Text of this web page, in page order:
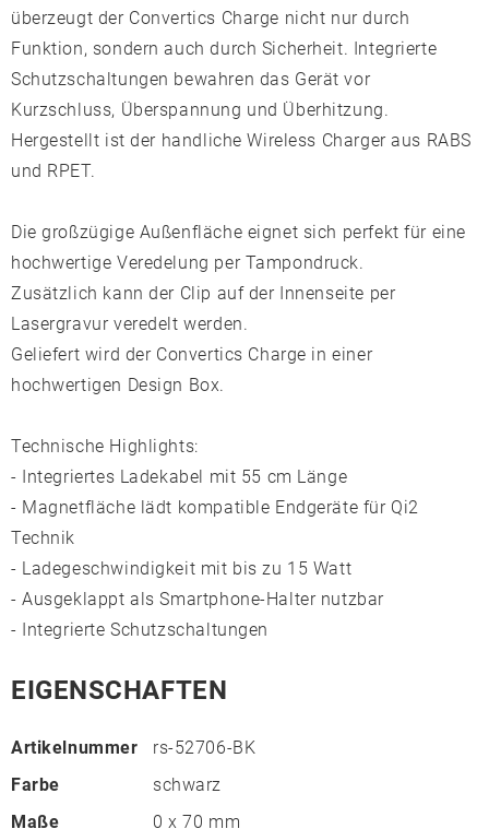
überzeugt der Convertics Charge nicht nur durch
Funktion, sondern auch durch Sicherheit. Integrierte
Schutzschaltungen bewahren das Gerät vor
Kurzschluss, Überspannung und Überhitzung.
Hergestellt ist der handliche Wireless Charger aus RABS
und RPET.
Die großzügige Außenfläche eignet sich perfekt für eine
hochwertige Veredelung per Tampondruck.
Zusätzlich kann der Clip auf der Innenseite per
Lasergravur veredelt werden.
Geliefert wird der Convertics Charge in einer
hochwertigen Design Box.
Technische Highlights:
- Integriertes Ladekabel mit 55 cm Länge
- Magnetfläche lädt kompatible Endgeräte für Qi2
Technik
- Ladegeschwindigkeit mit bis zu 15 Watt
- Ausgeklappt als Smartphone-Halter nutzbar
- Integrierte Schutzschaltungen
EIGENSCHAFTEN
Artikelnummer
rs-52706-BK
Farbe
schwarz
Maße
0 x 70 mm